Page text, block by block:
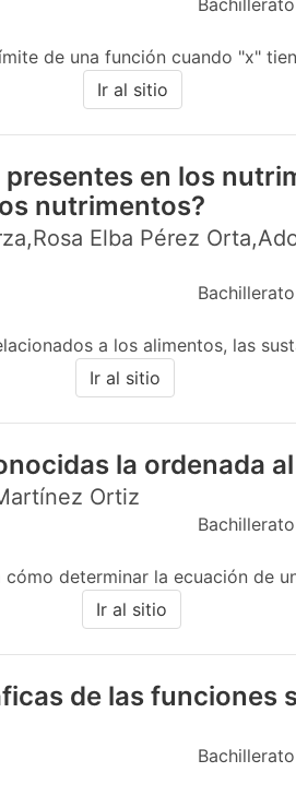
Bachillerato
de una función cuando "x"
Ir al sitio
en los
nutrimentos?
Elba Pérez
Bachillerato
a los alimentos, las
Ir al sitio
la ordenada
Ortiz
Bachillerato
determinar la ecuación de
Ir al sitio
de las funciones
Bachillerato